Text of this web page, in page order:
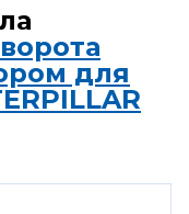
для